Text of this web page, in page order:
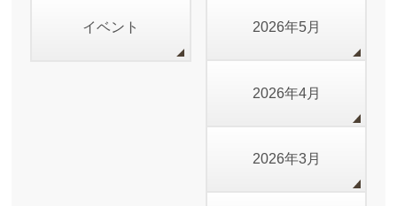
イベント 2026年5月
2026年4月
2026年3月